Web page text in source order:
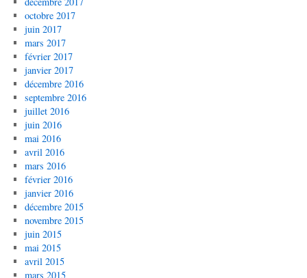
octobre 2017
juin 2017
mars 2017
février 2017
janvier 2017
décembre 2016
septembre 2016
juillet 2016
juin 2016
mai 2016
avril 2016
mars 2016
février 2016
janvier 2016
décembre 2015
novembre 2015
juin 2015
mai 2015
avril 2015
mars 2015